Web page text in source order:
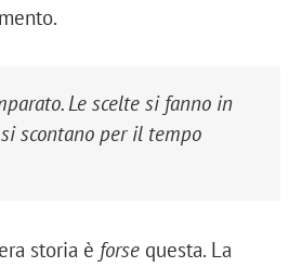
Le scelte si fanno in
scontano per il tempo
storia è forse questa. La